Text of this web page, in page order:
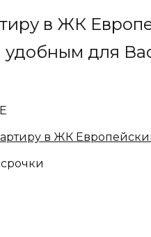
в ЖК
для
в ЖК